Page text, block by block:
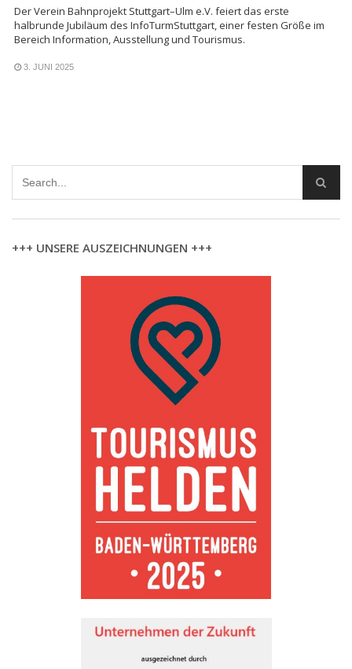
Der Verein Bahnprojekt Stuttgart–Ulm e.V. feiert das erste
halbrunde Jubiläum des InfoTurmStuttgart, einer festen Größe im
Bereich Information, Ausstellung und Tourismus.
3. JUNI 2025
+++ UNSERE AUSZEICHNUNGEN +++